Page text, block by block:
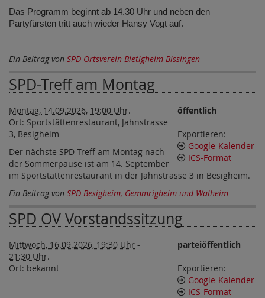
Das Programm beginnt ab 14.30 Uhr und neben den
Partyfürsten tritt auch wieder Hansy Vogt auf.
Ein Beitrag von SPD Ortsverein Bietigheim-Bissingen
SPD-Treff am Montag
öffentlich
Exportieren:
Google-Kalender
ICS-Format
Montag, 14.09.2026, 19:00 Uhr.
Ort: Sportstättenrestaurant, Jahnstrasse
3, Besigheim
Der nächste SPD-Treff am Montag nach
der Sommerpause ist am 14. September
im Sportstättenrestaurant in der Jahnstrasse 3 in Besigheim.
Ein Beitrag von SPD Besigheim, Gemmrigheim und Walheim
SPD OV Vorstandssitzung
parteiöffentlich
Exportieren:
Google-Kalender
ICS-Format
Mittwoch, 16.09.2026, 19:30 Uhr -
21:30 Uhr.
Ort: bekannt